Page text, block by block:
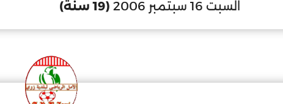
السبت 16 سبتمبر 2006 (19 سنة)